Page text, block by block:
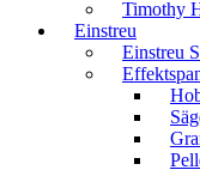
Timothy
Einstreu
Einstreu